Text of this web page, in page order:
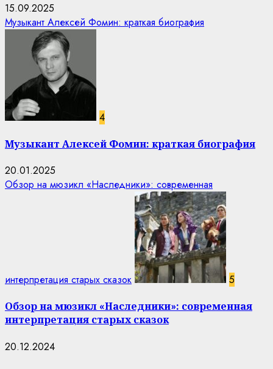
15.09.2025
Музыкант Алексей Фомин: краткая биография
4
Музыкант Алексей Фомин: краткая биография
20.01.2025
Обзор на мюзикл «Наследники»: современная
интерпретация старых сказок 5
Обзор на мюзикл «Наследники»: современная
интерпретация старых сказок
20.12.2024